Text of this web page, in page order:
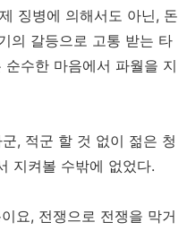
징병에 의해서도 아닌, 돈
의 갈등으로 고통 받는 타
순수한 마음에서 파월을 지
, 적군 할 것 없이 젊은 청
지켜볼 수밖에 없었다.
요, 전쟁으로 전쟁을 막거